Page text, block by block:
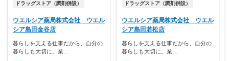
ドラッグストア（調剤併設）
ウエルシア薬局株式会社 ウエル
シア島田金谷店
暮らしを支える仕事だから、自分の
暮らしも大切に。業…
ドラッグストア（調剤併設）
ウエルシア薬局株式会社 ウエル
シア島田若松店
暮らしを支える仕事だから、自分の
暮らしも大切に。業…